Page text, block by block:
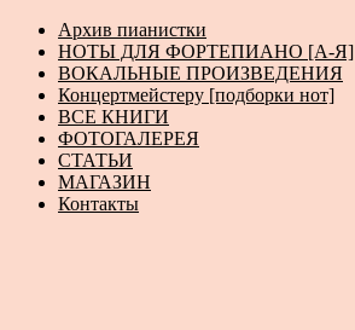
Архив пианистки
НОТЫ ДЛЯ ФОРТЕПИАНО [А-Я]
ВОКАЛЬНЫЕ ПРОИЗВЕДЕНИЯ
Концертмейстеру [подборки нот]
ВСЕ КНИГИ
ФОТОГАЛЕРЕЯ
СТАТЬИ
МАГАЗИН
Контакты